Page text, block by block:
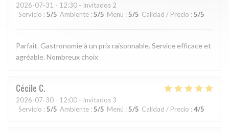
2026-07-31 - 12:30 - Invitados 2
Servicio : 5/5 Ambiente :5/5 Menú : 5/5 Calidad / Precio : 5/5
Parfait. Gastronomie à un prix raisonnable. Service efficace et
agréable. Nombreux choix
Cécile C
2026-07-30 - 12:00 - Invitados 3
Servicio : 5/5 Ambiente : 5/5 Menú : 5/5 Calidad / Precio : 4/5